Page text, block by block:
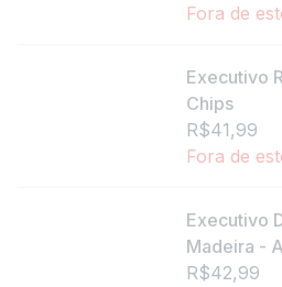
Fora de
Executivo
Chips
R$41,99
Fora de
Executivo
Madeira -
R$42,99